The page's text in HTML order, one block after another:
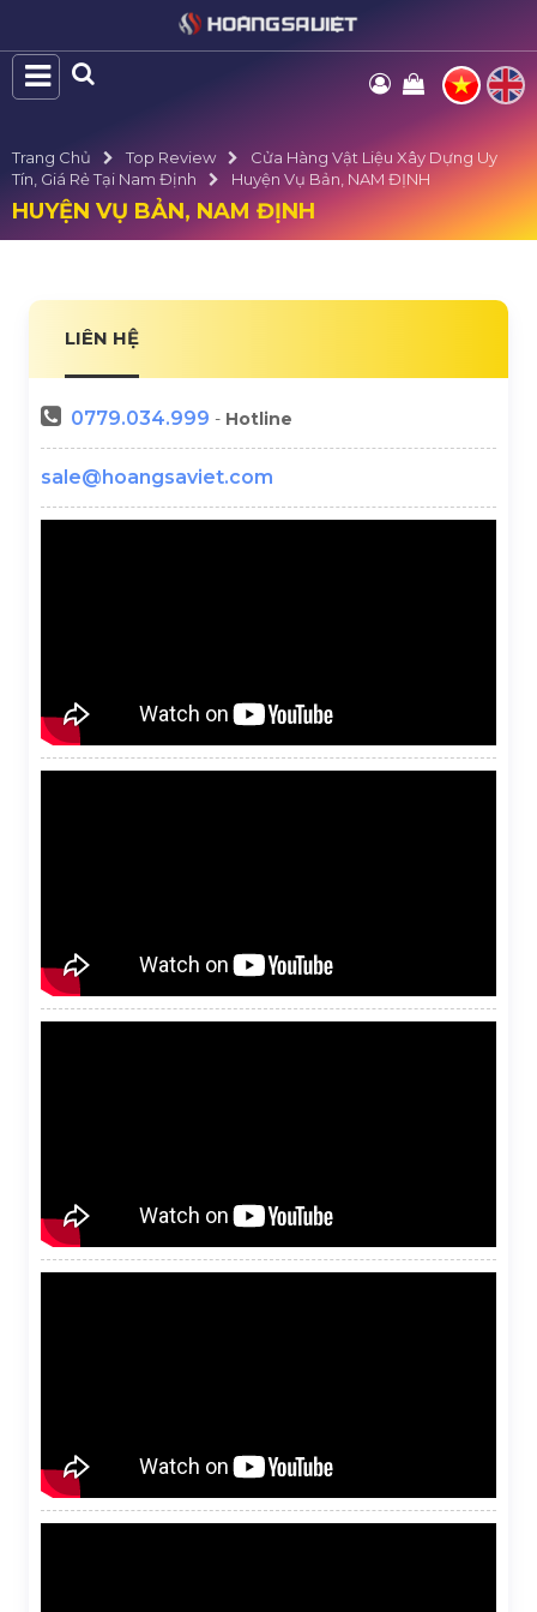
Trang Chủ Top Review
Cửa Hàng Vật Liệu Xây Dựng Uy
Tín, Giá Rẻ Tại Nam Định
Huyện Vụ Bản, NAM ĐỊNH
HUYỆN VỤ BẢN, NAM ĐỊNH
LIÊN HỆ
0779.034.999 - Hotline
sale@hoangsaviet.com